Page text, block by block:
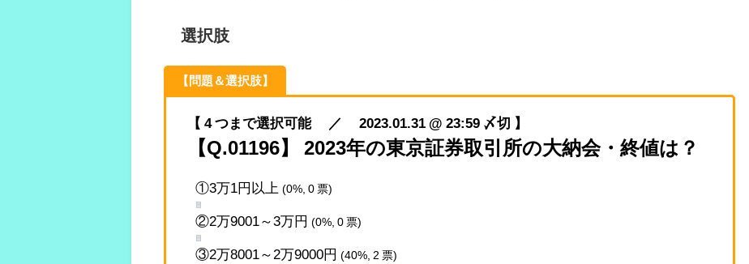
選択肢
【問題＆選択肢】
【 4 つまで選択可能 ／ 2023.01.31 @ 23:59 〆切 】
【Q.01196】 2023年の東京証券取引所の大納会・終値は？
①3万1円以上 (0%, 0 票)
②2万9001～3万円 (0%, 0 票)
③2万8001～2万9000円 (40%, 2 票)